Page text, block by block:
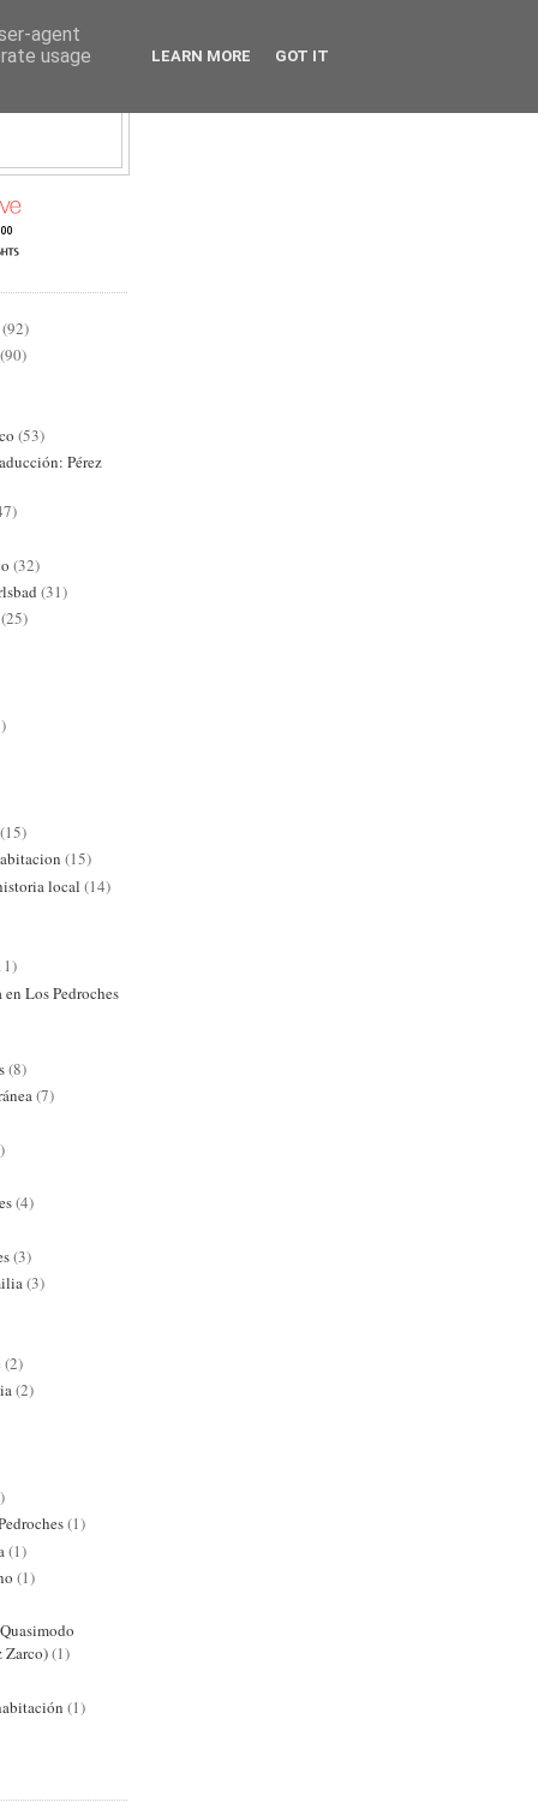
(92)
(90)
(53)
Pérez
(32)
(31)
(25)
(15)
(15)
local (14)
Los Pedroches
(8)
(7)
(4)
(3)
(3)
(2)
(2)
(1)
(1)
(1)
Zarco)(1)
(1)
agent
usage
LEARN MORE GOT IT